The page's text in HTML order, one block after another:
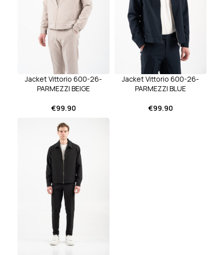
Jacket Vittorio 600-26-
PARMEZZI BEIGE
€99.90
Jacket Vittorio 600-26-
PARMEZZI BLUE
€99.90